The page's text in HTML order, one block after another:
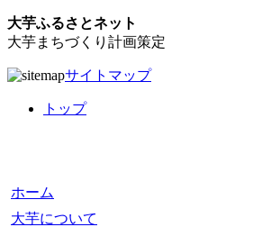
大芋ふるさとネット
大芋まちづくり計画策定
サイトマップ
トップ
ホーム
大芋について